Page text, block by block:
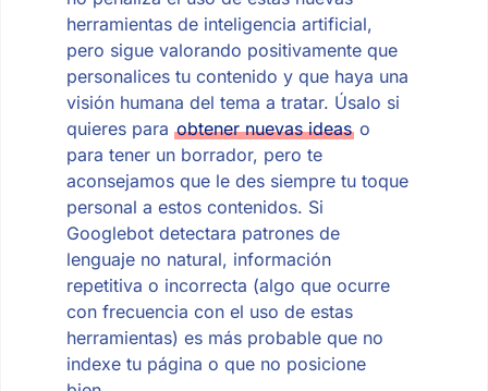
herramientas de inteligencia artificial,
pero sigue valorando positivamente que
personalices tu contenido y que haya una
visión humana del tema a tratar. Úsalo si
quieres para obtener nuevas ideaso
para tener un borrador, pero te
aconsejamos que le des siempre tu toque
personal a estos contenidos. Si
Googlebot detectara patrones de
lenguaje no natural, información
repetitiva o incorrecta (algo que ocurre
con frecuencia con el uso de estas
herramientas) es más probable que no
indexe tu página o que no posicione